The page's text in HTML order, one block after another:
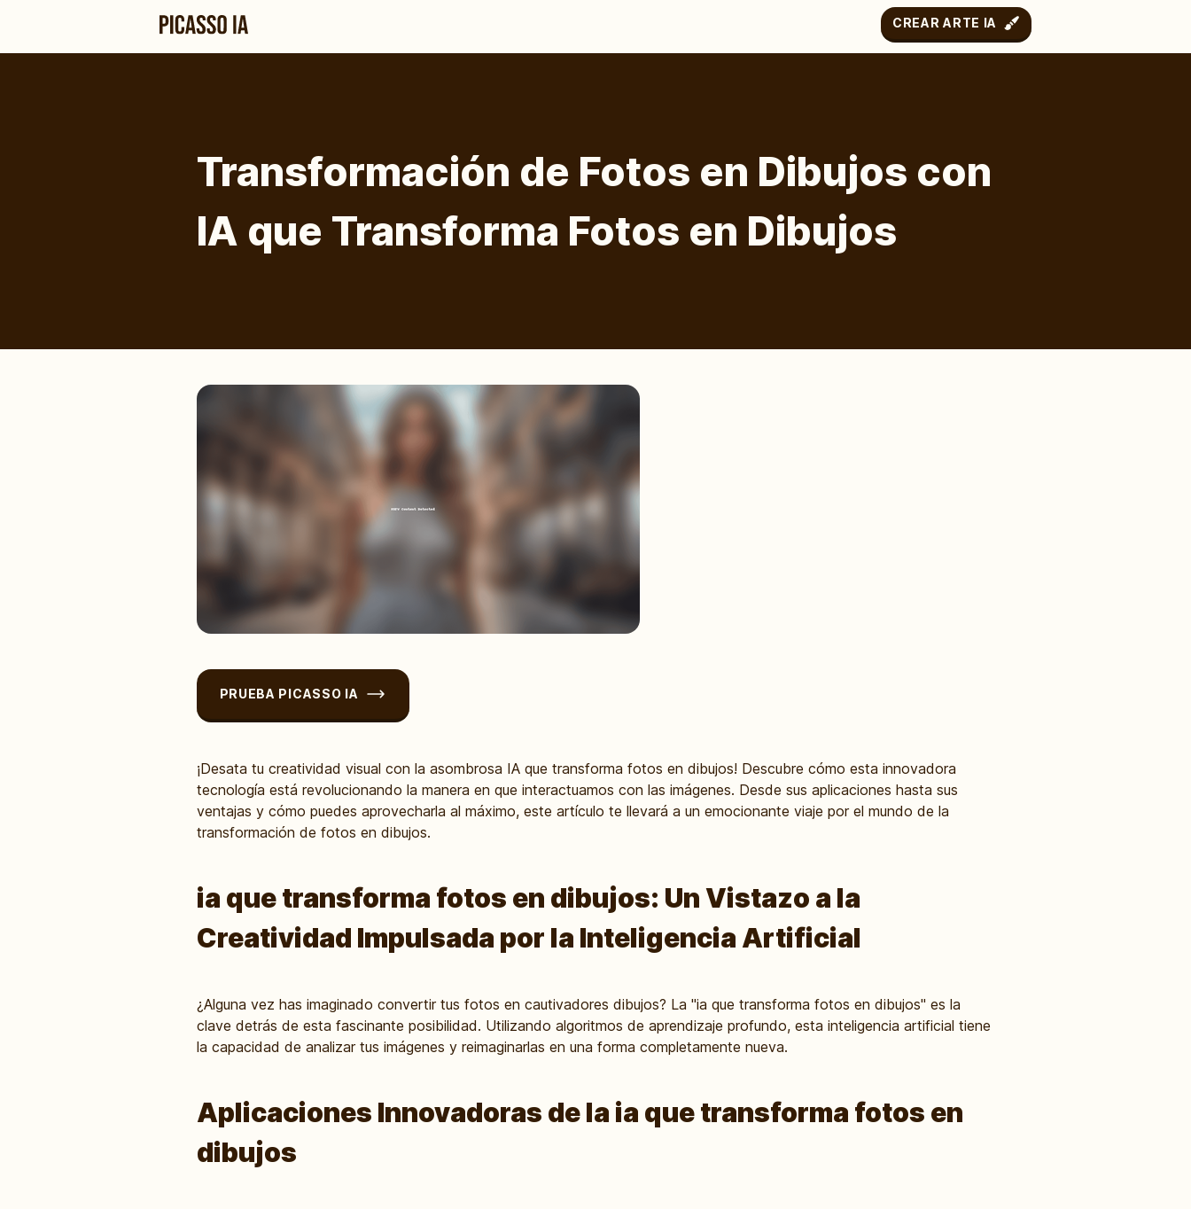
CREAR ARTE IA
Transformación de Fotos en Dibujos con
IA que Transforma Fotos en Dibujos
PRUEBA PICASSO IA
¡Desata tu creatividad visual con la asombrosa IA que transforma fotos en dibujos! Descubre cómo esta innovadora
tecnología está revolucionando la manera en que interactuamos con las imágenes. Desde sus aplicaciones hasta sus
ventajas y cómo puedes aprovecharla al máximo, este artículo te llevará a un emocionante viaje por el mundo de la
transformación de fotos en dibujos.
ia que transforma fotos en dibujos: Un Vistazo a la
Creatividad Impulsada por la Inteligencia Artificial
¿Alguna vez has imaginado convertir tus fotos en cautivadores dibujos? La "ia que transforma fotos en dibujos" es la
clave detrás de esta fascinante posibilidad. Utilizando algoritmos de aprendizaje profundo, esta inteligencia artificial tiene
la capacidad de analizar tus imágenes y reimaginarlas en una forma completamente nueva.
Aplicaciones Innovadoras de la ia que transforma fotos en
dibujos